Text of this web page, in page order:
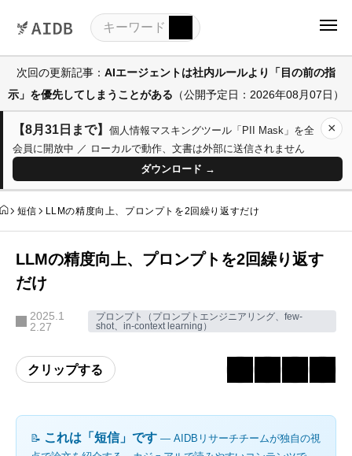
次回の更新記事： AIエージェントは社内ルールより「目の前の指
示」を優先してしまうことがある （公開予定日：2026年08月07日）
【8月31日まで】 個人情報マスキングツール「PII Mask」を全
会員に開放中 ／ ローカルで動作、文書は外部に送信されません
ダウンロード →
×
短信 LLMの精度向上、プロンプトを2回繰り返すだけ
LLMの精度向上、プロンプトを2回繰り返す
だけ
2025.1
2.27
プロンプト（プロンプトエンジニアリング、few-
shot、in-context learning）
クリップする
📝 これは「短信」です ― AIDBリサーチチームが独自の視